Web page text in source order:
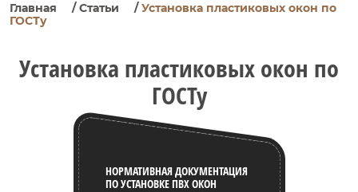
Главная /Статьи /Установка пластиковых окон по
ГОСТу
Установка пластиковых окон по
ГОСТу
НОРМАТИВНАЯ ДОКУМЕНТАЦИЯ
ПО УСТАНОВКЕ ПВХ ОКОН